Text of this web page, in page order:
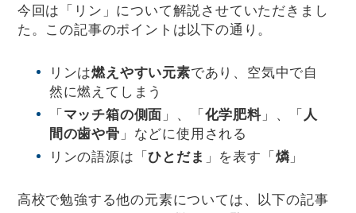
今回は「リン」について解説させていただきまし
た。この記事のポイントは以下の通り。
リンは燃えやすい元素であり、空気中で自
然に燃えてしまう
「 マッチ箱の側面 」、「 化学肥料」、「 人
間の歯や骨 」などに使用される
リンの語源は「ひとだま 」を表す「 燐 」
高校で勉強する他の元素については、以下の記事